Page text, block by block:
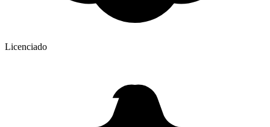
Licenciado